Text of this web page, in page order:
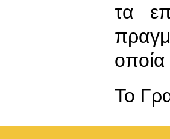
τα
οποία
To